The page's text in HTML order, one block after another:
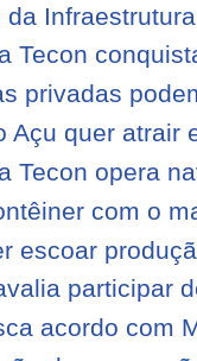
da
Tecon
privadas
Açu quer atrair
Tecon opera
com o
escoar
participar
acordo com